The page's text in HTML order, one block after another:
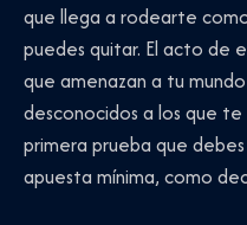
que llega a rodearte
puedes quitar. El acto de
que amenazan a tu
desconocidos a los que
primera prueba que
apuesta mínima, como